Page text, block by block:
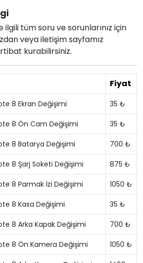
ilgili tüm soru ve sorunlarınız için
veya iletişim sayfamız
kurabilirsiniz.
Fiyat
8 Ekran Değişimi 35 ₺
8 Ön Cam Değişimi 35 ₺
8 Batarya Değişimi 700 ₺
8 Şarj Soketi Değişimi 875 ₺
8 Parmak İzi Değişimi 1050 ₺
8 Kasa Değişimi 35 ₺
8 Arka Kapak Değişimi 700 ₺
8 Ön Kamera Değişimi 1050 ₺